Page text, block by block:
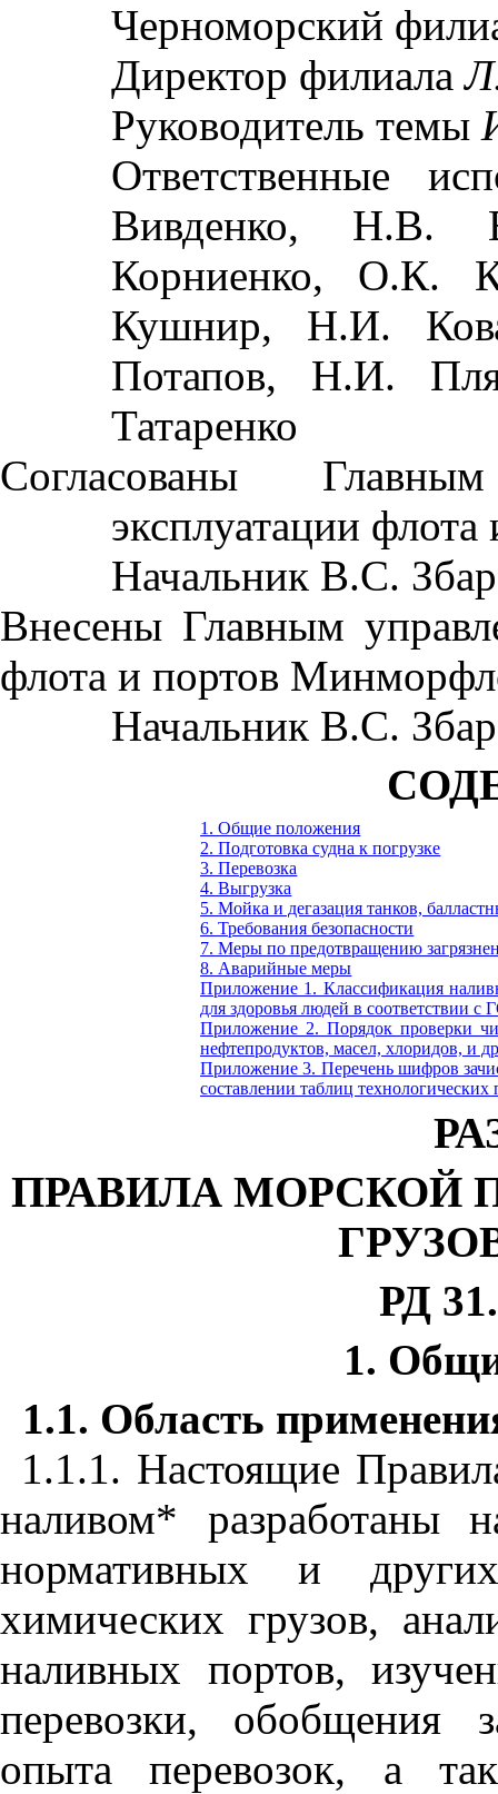
Черноморский
Директор филиала
Руководитель темы
Ответственные
Вивденко, Н.В.
Корниенко, О.К.
Кушнир, Н.И.
Потапов, Н.И.
Татаренко
Согласованы
эксплуатации
Начальник В.С.
Внесены Главным
флота и портов
Начальник В.С.
1. Общие положения
2. Подготовка судна к погрузке
3. Перевозка
4. Выгрузка
5. Мойка и дегазация танков,
6. Требования безопасности
7. Меры по предотвращению
8. Аварийные меры
Приложение 1. Классификация
для здоровья людей в соответствии с
Приложение 2.Порядок проверки
нефтепродуктов, масел, хлоридов, и
Приложение 3. Перечень шифров
составлении таблиц
ПРАВИЛА МОРСКОЙ
РД
1.
1.1. Область
1.1.1. Настоящие
наливом* разработаны
нормативных и
химических грузов,
наливных портов,
перевозки, обобщения
опыта перевозок, а